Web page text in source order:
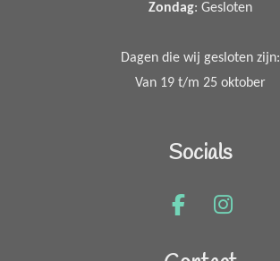
Zondag: Gesloten
Dagen die wij gesloten zijn:
Van 19 t/m 25 oktober
Socials
F
c
I
s